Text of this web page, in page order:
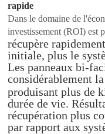
rapide
Dans le domaine de
investissement (ROI) est
récupère
initiale, plus le
Les panneaux bi-
considérablement
produisant plus de
durée de vie.
récupération plus
par rapport aux